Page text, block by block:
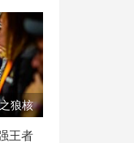
狼核
智力
王者